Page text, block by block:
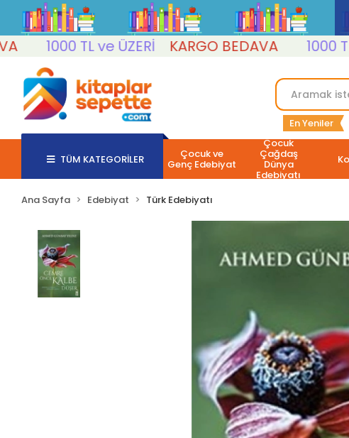
1000 TL ve ÜZERİ
KARGO BEDAVA 1000 TL ve
En Yeniler
TÜM KATEGORİLER Çocuk ve
Genç Edebiyat
Çocuk
Çağdaş
Dünya
Edebiyatı
Ana Sayfa Edebiyat Türk Edebiyatı